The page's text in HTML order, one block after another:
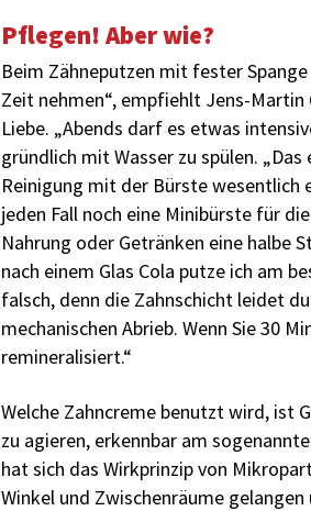
Pflegen! Aber wie?
Beim Zähneputzen mit fester
Zeit nehmen“, empfiehlt Jens-
Liebe. „Abends darf es ­etwas
gründlich mit Wasser zu spülen.
Reinigung mit der Bürste wesentlich
jeden Fall noch eine Minibürste für
Nahrung oder Getränken eine halbe
nach einem Glas Cola putze ich am
falsch, denn die Zahnschicht leidet
mechanischen Abrieb. Wenn Sie 30
remineralisiert.“
Welche Zahncreme benutzt wird, ist
zu agieren, erkennbar am
hat sich das Wirkprinzip von
Winkel und Zwischenräume